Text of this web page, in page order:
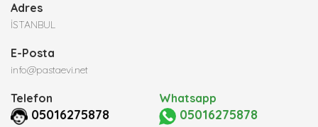
Adres
İSTANBUL
E-Posta
info@pastaevi.net
Telefon
05016275878
Whatsapp
05016275878